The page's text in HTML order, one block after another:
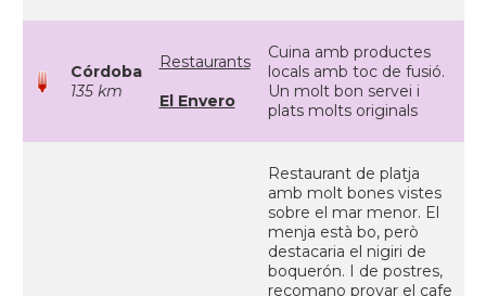
Córdoba
135 km
Restaurants
El Envero
Cuina amb productes
locals amb toc de fusió.
Un molt bon servei i
plats molts originals
Restaurant de platja
amb molt bones vistes
sobre el mar menor. El
menja està bo, però
destacaria el nigiri de
boquerón. I de postres,
recomano provar el cafe